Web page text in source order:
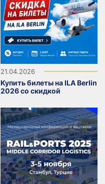
21.04.2026
Купить билеты на ILA Berlin
2026 со скидкой